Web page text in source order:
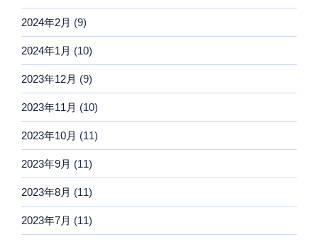
2024年2月 (9)
2024年1月 (10)
2023年12月 (9)
2023年11月 (10)
2023年10月 (11)
2023年9月 (11)
2023年8月 (11)
2023年7月 (11)